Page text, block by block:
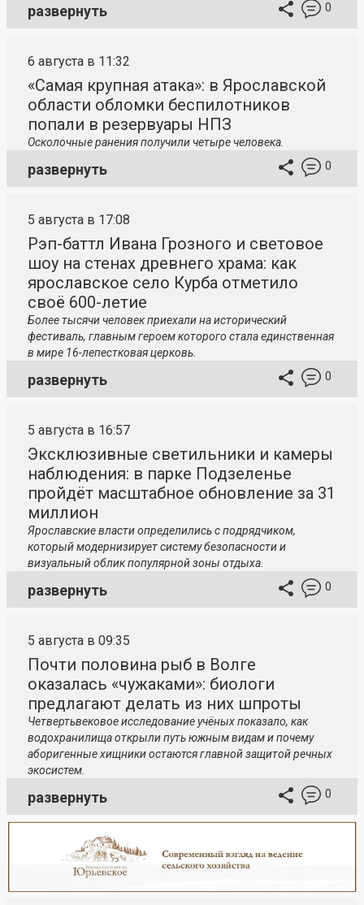
развернуть 0
6 августа в 11:32
«Самая крупная атака»: в Ярославской
области обломки беспилотников
попали в резервуары НПЗ
Осколочные ранения получили четыре человека.
развернуть 0
5 августа в 17:08
Рэп-баттл Ивана Грозного и световое
шоу на стенах древнего храма: как
ярославское село Курба отметило
своё 600-летие
Более тысячи человек приехали на исторический
фестиваль, главным героем которого стала единственная
в мире 16-лепестковая церковь.
развернуть 0
5 августа в 16:57
Эксклюзивные светильники и камеры
наблюдения: в парке Подзеленье
пройдёт масштабное обновление за 31
миллион
Ярославские власти определились с подрядчиком,
который модернизирует систему безопасности и
визуальный облик популярной зоны отдыха.
развернуть 0
5 августа в 09:35
Почти половина рыб в Волге
оказалась «чужаками»: биологи
предлагают делать из них шпроты
Четвертьвековое исследование учёных показало, как
водохранилища открыли путь южным видам и почему
аборигенные хищники остаются главной защитой речных
экосистем.
развернуть 0